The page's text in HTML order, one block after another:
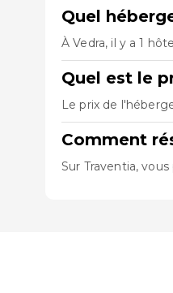
Quel
À Vedra, il y a 1
Quel est le
Le prix de
Comment
Sur Traventia,